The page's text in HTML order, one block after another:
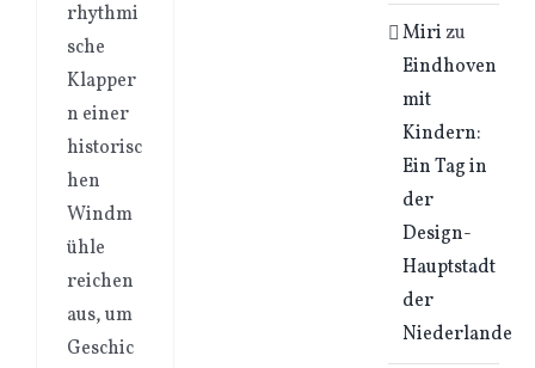
rhythmi
sche
Klapper
n einer
historisc
hen
Windm
ühle
reichen
aus, um
Geschic
Mirizu
Eindhoven
mit
Kindern:
Ein Tag in
der
Design-
Hauptstadt
der
Niederlande